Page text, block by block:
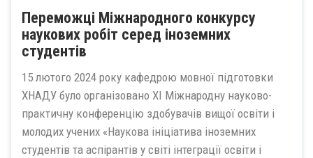
Переможці Міжнародного конкурсу
наукових робіт серед іноземних
студентів
15 лютого 2024 року кафедрою мовної підготовки
ХНАДУ було організовано ХI Міжнародну науково-
практичну конференцію здобувачів вищої освіти і
молодих учених «Наукова ініціатива іноземних
студентів та аспірантів у світі інтеграції освіти і